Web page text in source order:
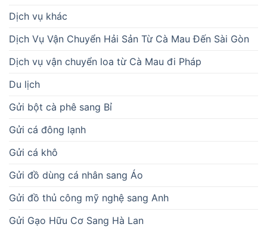
Dịch vụ khác
Dịch Vụ Vận Chuyển Hải Sản Từ Cà Mau Đến Sài Gòn
Dịch vụ vận chuyển loa từ Cà Mau đi Pháp
Du lịch
Gửi bột cà phê sang Bỉ
Gửi cá đông lạnh
Gửi cá khô
Gửi đồ dùng cá nhân sang Áo
Gửi đồ thủ công mỹ nghệ sang Anh
Gửi Gạo Hữu Cơ Sang Hà Lan